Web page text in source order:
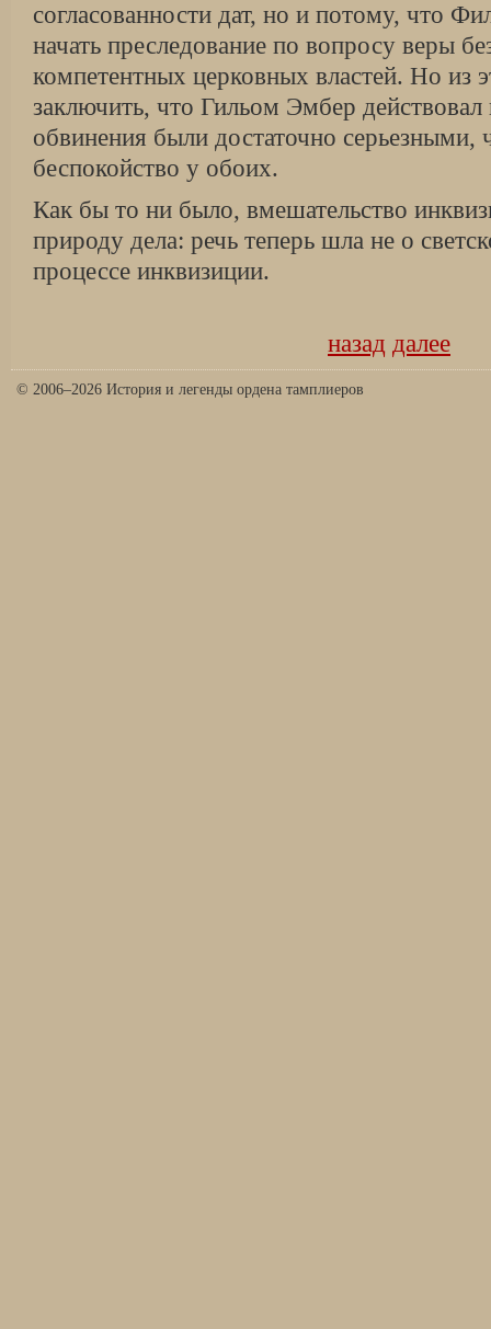
согласованности дат, но и потому, что
начать преследование по вопросу веры
компетентных церковных властей. Но из
заключить, что Гильом Эмбер действовал
обвинения были достаточно серьезными,
беспокойство у обоих.
Как бы то ни было, вмешательство
природу дела: речь теперь шла не о
процессе инквизиции.
назад далее
© 2006–2026 История и легенды ордена тамплиеров